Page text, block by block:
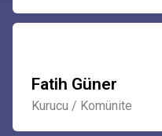
Fatih Güner
Kurucu / Komünite